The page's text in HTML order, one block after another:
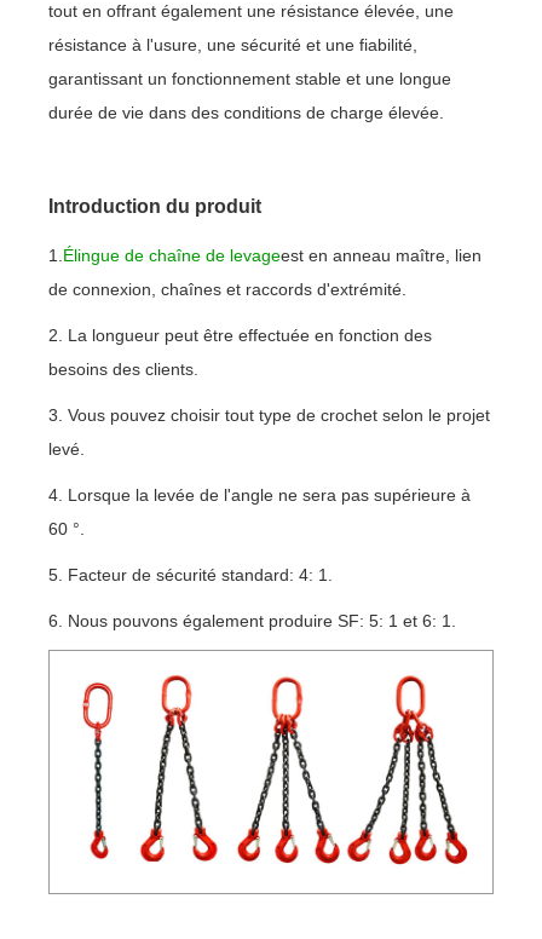
tout en offrant également une résistance élevée, une
résistance à l'usure, une sécurité et une fiabilité,
garantissant un fonctionnement stable et une longue
durée de vie dans des conditions de charge élevée.
Introduction du produit
1.Élingue de chaîne de levageest en anneau maître, lien
de connexion, chaînes et raccords d'extrémité.
2. La longueur peut être effectuée en fonction des
besoins des clients.
3. Vous pouvez choisir tout type de crochet selon le projet
levé.
4. Lorsque la levée de l'angle ne sera pas supérieure à
60 °.
5. Facteur de sécurité standard: 4: 1.
6. Nous pouvons également produire SF: 5: 1 et 6: 1.